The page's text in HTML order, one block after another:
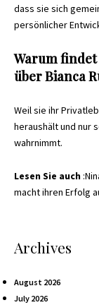
dass sie sich
persönlicher
Warum
über Bianca
Weil sie ihr
heraushält und nur
wahrnimmt.
Lesen Sie auch :
macht ihren Erfolg
Archives
August 2026
July 2026